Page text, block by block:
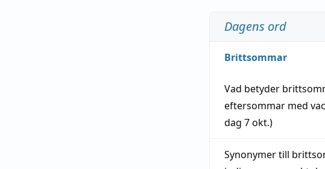
Dagens ord
Brittsommar
Vad betyder
eftersommar med
dag 7 okt.)
Synonymer till